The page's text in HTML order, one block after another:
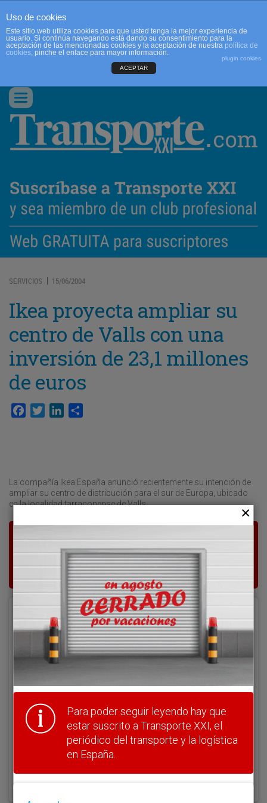
CONTACTO
Conmutar
navegación
SERVICIOS | 15/06/2004
Ikea proyecta ampliar su
centro de Valls con una
inversión de 23,1 millones
de euros
Facebook
TwitterLinkedIn
La compañía Ikea España anunció recientemente su intención de
ampliar su centro de distribución para el sur de Europa, ubicado
en la localidad tarraconense de Valls.
Para poder seguir leyendo hay que estar
suscrito a Transporte XXI, el periódico
del transporte y la logística en España.
Acceder
Nombre de usuario
Clave
Uso de cookies
Este sitio web utiliza cookies para que usted tenga la mejor experiencia de
usuario. Si continúa navegando está dando su consentimiento para la
aceptación de las mencionadas cookies y la aceptación de nuestra política de
cookies, pinche el enlace para mayor información.
plugin cookies
ACEPTAR
Para poder seguir leyendo hay que
estar suscrito a Transporte XXI, el
periódico del transporte y la logística
en España.